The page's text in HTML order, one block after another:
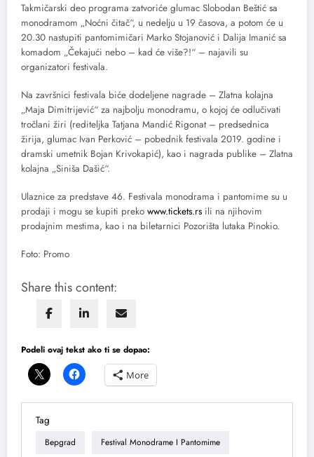
Takmičarski deo programa zatvoriće glumac Slobodan Beštić sa
monodramom „Noćni čitač“, u nedelju u 19 časova, a potom će u
20.30 nastupiti pantomimičari Marko Stojanović i Dalija Imanić sa
komadom „Čekajući nebo – kad će više?!“ – najavili su
organizatori festivala.
Na završnici festivala biće dodeljene nagrade – Zlatna kolajna
„Maja Dimitrijević“ za najbolju monodramu, o kojoj će odlučivati
tročlani žiri (rediteljka Tatjana Mandić Rigonat – predsednica
žirija, glumac Ivan Perković – pobednik festivala 2019. godine i
dramski umetnik Bojan Krivokapić), kao i nagrada publike – Zlatna
kolajna „Siniša Dašić“.
Ulaznice za predstave 46. Festivala monodrama i pantomime su u
prodaji i mogu se kupiti preko www.tickets.rs ili na njihovim
prodajnim mestima, kao i na biletarnici Pozorišta lutaka Pinokio.
Foto: Promo
Share this content:
Podeli ovaj tekst ako ti se dopao:
More
Tag
Bepgrad Festival Monodrame I Pantomime